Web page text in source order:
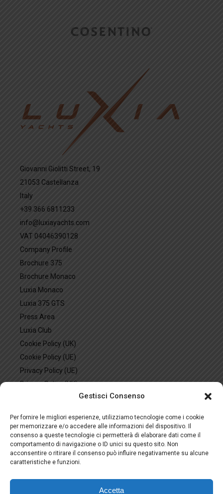
Gestisci Consenso
Per fornire le migliori esperienze, utilizziamo tecnologie come i cookie
per memorizzare e/o accedere alle informazioni del dispositivo. Il
consenso a queste tecnologie ci permetterà di elaborare dati come il
comportamento di navigazione o ID unici su questo sito. Non
acconsentire o ritirare il consenso può influire negativamente su alcune
caratteristiche e funzioni.
Accetta
Giovanni Giolitti Street, 19
21053 Castellanza
Italy
+39 366 6811233
info@luxiayachts.com
VAT 04046390128
Company Profile
Brochure 375
Brochure Monaco
Luxia Monaco
Luxia 375 GTS
Press Area
Luxia Club
Cookie Policy (UK)
Cookie Policy (UE)
Privacy Policy (UE)
Privacy Policy (UK)
Disclaimer
Opt-out preferences